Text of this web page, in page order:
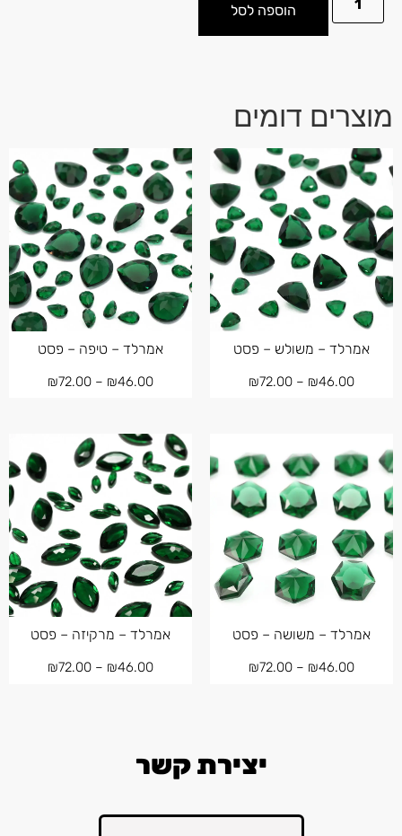
הוספה לסל
מוצרים דומים
אמרלד – משולש – פסט
₪46.00
–
₪72.00
אמרלד – טיפה – פסט
₪46.00
–
₪72.00
אמרלד – משושה – פסט
₪46.00
–
₪72.00
אמרלד – מרקיזה – פסט
₪46.00
–
₪72.00
יצירת קשר